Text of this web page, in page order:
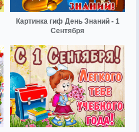
Картинка гиф День Знаний - 1
Сентября